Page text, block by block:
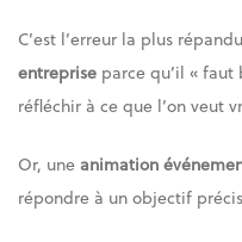
C’est l’erreur la plus
entreprise parce qu’il « faut
réfléchir à ce que l’on veut
Or, une animation
répondre à un objectif